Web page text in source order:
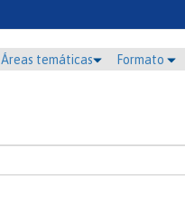
Áreas temáticas Formato